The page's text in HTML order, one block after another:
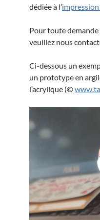
dédiée à l’
Pour toute
veuillez nous
Ci-dessous un
un prototype en
l’acrylique (©